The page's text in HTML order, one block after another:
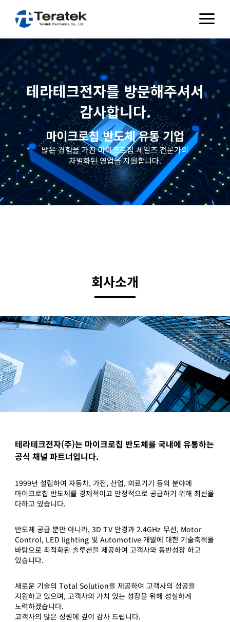
테라테크전자를 방문해주셔서
감사합니다.
마이크로칩 반도체 유통 기업
많은 경험을 가진 마이크로칩 세일즈 전문가의
차별화된 영업을 지원합니다.
회사소개
테라테크전자(주)는 마이크로칩 반도체를 국내에 유통하는
공식 채널 파트너입니다.
1999년 설립하여 자동차, 가전, 산업, 의료기기 등의 분야에
마이크로칩 반도체를 경제적이고 안정적으로 공급하기 위해 최선을
다하고 있습니다.
반도체 공급 뿐만 아니라, 3D TV 안경과 2.4GHz 무선, Motor
Control, LED lighting 및 Automotive 개발에 대한 기술축적을
바탕으로 최적화된 솔루션을 제공하여 고객사와 동반성장 하고
있습니다.
새로운 기술의 Total Solution을 제공하여 고객사의 성공을
지원하고 있으며, 고객사의 가치 있는 성장을 위해 성실하게
노력하겠습니다.
고객사의 많은 성원에 깊이 감사 드립니다.